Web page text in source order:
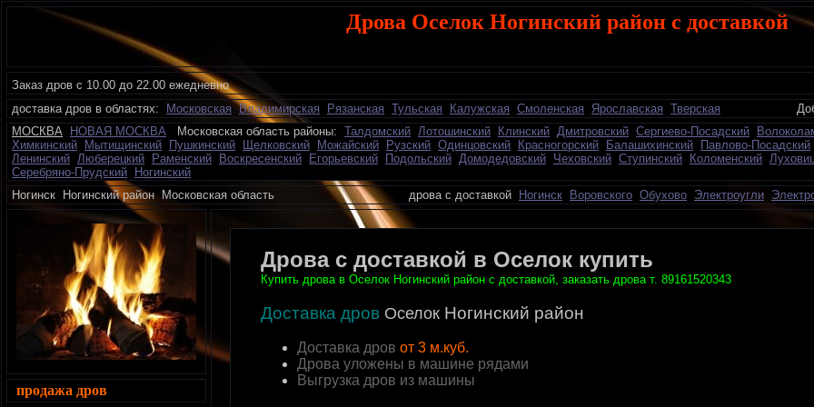
Дрова Оселок Ногинский район с доставкой
Заказ дров с 10.00 до 22.00 ежедневно
доставка дров в областях:
Московская Владимирская Рязанская Тульская Калужская Смоленская Ярославская Тверская
Добавить
МОСКВА
НОВАЯ МОСКВА Московская область районы: Талдомский Лотошинский Клинский Дмитровский Сергиево-Посадский
Химкинский
Мытищинский Пушкинский Щелковский Можайский Рузский Одинцовский Красногорский Балашихинский Павлово-Посадский
Ленинский Люберецкий Раменский Воскресенский Егорьевский Подольский Домодедовский Чеховский Ступинский Коломенский
Серебряно-Прудский
Ногинский
Ногинск Ногинский район Московская область дрова с доставкой
Ногинск Воровского Обухово Электроугли
Дрова с доставкой в Оселок купить
Купить дрова в Оселок Ногинский район с доставкой, заказать дрова т. 89161520343
Доставка дров Оселок Ногинский район
Доставка дров от 3 м.куб.
Дрова уложены в машине рядами
Выгрузка дров из машины
продажа дров